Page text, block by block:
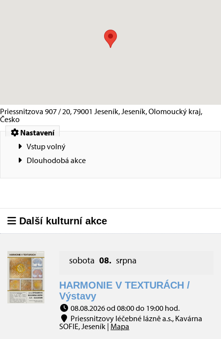
Priessnitzova 907 / 20, 79001 Jeseník, Jeseník, Olomoucký kraj,
Česko
Nastavení
Vstup volný
Dlouhodobá akce
Další kulturní akce
sobota 08. srpna
HARMONIE V TEXTURÁCH /
Výstavy
08.08.2026 od 08:00 do 19:00 hod.
Priessnitzovy léčebné lázně a.s., Kavárna
SOFIE, Jeseník | Mapa